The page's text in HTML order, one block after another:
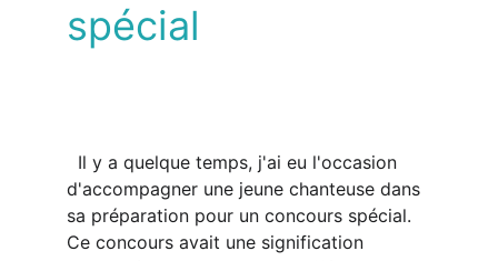
spécial
d'accompagner une jeune chanteuse dans
sa préparation pour un concours spécial.
Ce concours avait une signification